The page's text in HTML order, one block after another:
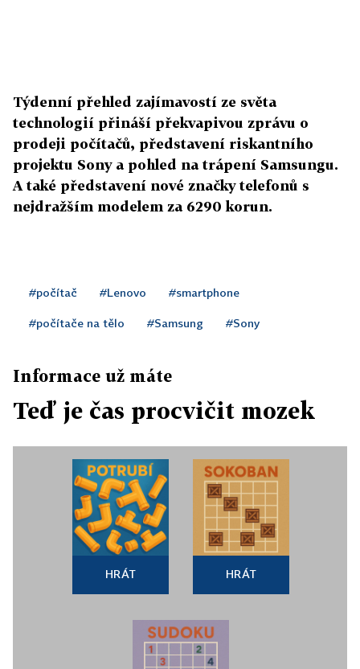
Týdenní přehled zajímavostí ze světa
technologií přináší překvapivou zprávu o
prodeji počítačů, představení riskantního
projektu Sony a pohled na trápení Samsungu.
A také představení nové značky telefonů s
nejdražším modelem za 6290 korun.
#počítač #Lenovo #smartphone
#počítače na tělo #Samsung #Sony
Informace už máte
Teď je čas procvičit mozek
HRÁT HRÁT